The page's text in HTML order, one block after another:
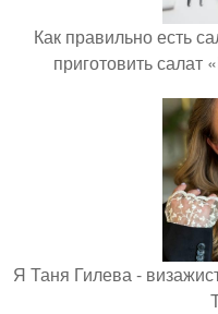
Как правильно есть
приготовить салат
Я Таня Гилева -